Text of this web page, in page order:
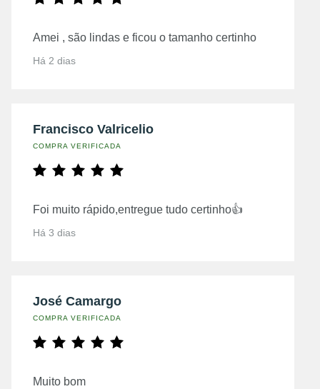
Amei , são lindas e ficou o tamanho certinho
Há 2 dias
Francisco Valricelio
COMPRA VERIFICADA
Foi muito rápido,entregue tudo certinho👍
Há 3 dias
José Camargo
COMPRA VERIFICADA
Muito bom